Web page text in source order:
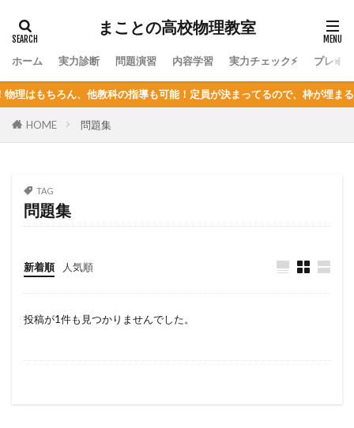
まことの高校物理教室
ホーム 実力診断 問題演習 内容学習 実力チェック⚡ プレミ
ん、他教科の指導も可能！定員が決まってるので、枠が埋まる前にまず
HOME 問題集
TAG
問題集
新着順 人気順
投稿が1件も見つかりませんでした。